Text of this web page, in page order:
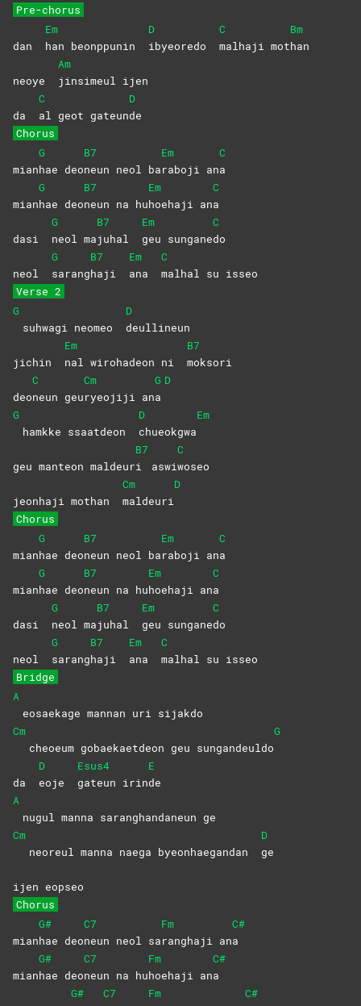
Pre-chorus
dan
Em
han beonppunin
D
ibyeoredo
C
malhaji mot
Bm
han
neoye
Am
jinsimeul ijen
da
C
al geot gateun
D
de
Chorus
mian
G
hae deo
B7
neun neol ba
Em
raboji an
C
a
mian
G
hae deo
B7
neun na hu
Em
hoehaji an
C
a
dasi
G
neol ma
B7
juhal
Em
geu sungane
C
do
neol
G
sarang
B7
haji
Em
ana
C
malhal su isseo
Verse 2
G
suhwagi neomeo
D
deullineun
jichin
Em
nal wirohadeon ni
B7
moksori
deo
C
neun geu
Cm
ryeojiji an
G
a
D
G
hamkke ssaatdeon
D
chueokgwa
Em
geu manteon maldeur
B7
i
aswi
C
woseo
jeonhaji mothan
Cm
maldeuri
D
Chorus
mian
G
hae deo
B7
neun neol ba
Em
raboji an
C
a
mian
G
hae deo
B7
neun na hu
Em
hoehaji an
C
a
dasi
G
neol ma
B7
juhal
Em
geu sungane
C
do
neol
G
sarang
B7
haji
Em
ana
C
malhal su isseo
Bridge
A
eosaekage mannan uri sijakdo
Cm
cheoeum gobaekaetdeon geu sungandeuldo
G
da
D
eoje
Esus4
gateun irin
E
de
A
nugul manna saranghandaneun ge
Cm
neoreul manna naega byeonhaegandan
D
ge
ijen eopseo
Chorus
mian
G#
hae deo
C7
neun neol sa
Fm
ranghaji an
C#
a
mian
G#
hae deo
C7
neun na hu
Fm
hoehaji an
C#
a
G#
C7
Fm
C#